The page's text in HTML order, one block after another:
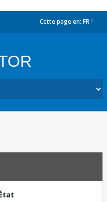
Cette page en: FR